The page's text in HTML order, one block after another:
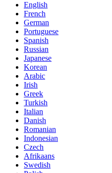
English
French
German
Portuguese
Spanish
Russian
Japanese
Korean
Arabic
Irish
Greek
Turkish
Italian
Danish
Romanian
Indonesian
Czech
Afrikaans
Swedish